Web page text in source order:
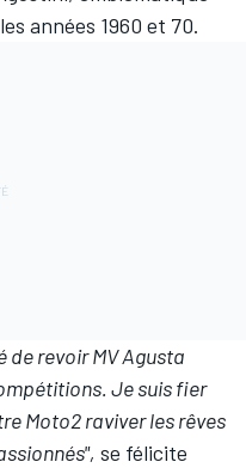
années 1960 et 70.
de revoir MV Agusta
Je suis fier
Moto2 raviver les rêves
se félicite